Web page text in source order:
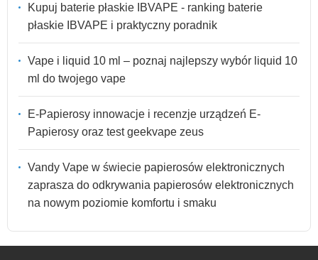
Kupuj baterie płaskie IBVAPE - ranking baterie
płaskie IBVAPE i praktyczny poradnik
Vape i liquid 10 ml – poznaj najlepszy wybór liquid 10
ml do twojego vape
E-Papierosy innowacje i recenzje urządzeń E-
Papierosy oraz test geekvape zeus
Vandy Vape w świecie papierosów elektronicznych
zaprasza do odkrywania papierosów elektronicznych
na nowym poziomie komfortu i smaku